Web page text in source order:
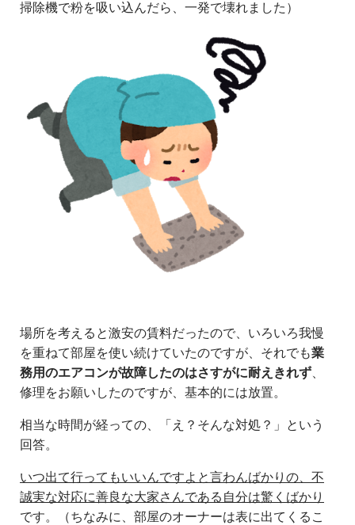
掃除機で粉を吸い込んだら、一発で壊れました）
場所を考えると激安の賃料だったので、いろいろ我慢
を重ねて部屋を使い続けていたのですが、それでも業
務用のエアコンが故障したのはさすがに耐えきれず
修理をお願いしたのですが、基本的には放置。
相当な時間が経っての、「え？そんな対処？」という
回答。
いつ出て行ってもいいんですよと言わんばかりの、不
誠実な対応に善良な大家さんである自分は驚くばかり
です。（ちなみに、部屋のオーナーは表に出てくるこ